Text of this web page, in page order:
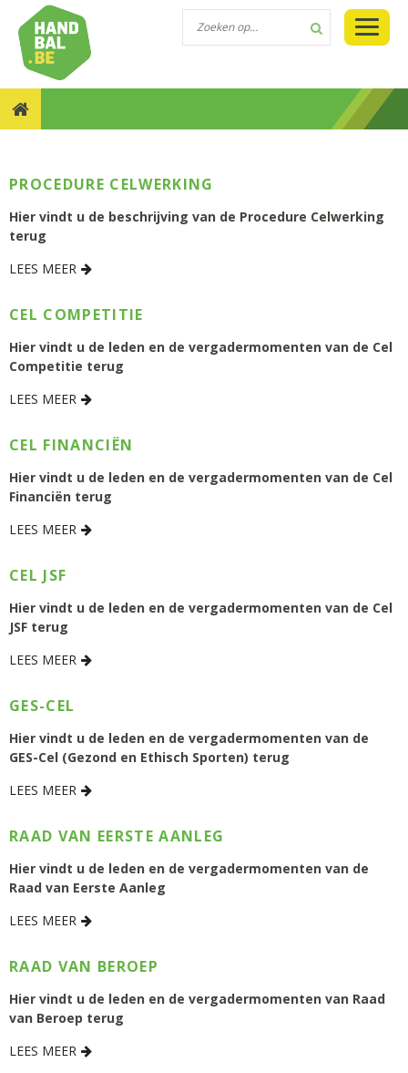
PROCEDURE CELWERKING
Hier vindt u de beschrijving van de Procedure Celwerking
terug
LEES MEER
CEL COMPETITIE
Hier vindt u de leden en de vergadermomenten van de Cel
Competitie terug
LEES MEER
CEL FINANCIËN
Hier vindt u de leden en de vergadermomenten van de Cel
Financiën terug
LEES MEER
CEL JSF
Hier vindt u de leden en de vergadermomenten van de Cel
JSF terug
LEES MEER
GES-CEL
Hier vindt u de leden en de vergadermomenten van de
GES-Cel (Gezond en Ethisch Sporten) terug
LEES MEER
RAAD VAN EERSTE AANLEG
Hier vindt u de leden en de vergadermomenten van de
Raad van Eerste Aanleg
LEES MEER
RAAD VAN BEROEP
Hier vindt u de leden en de vergadermomenten van Raad
van Beroep terug
LEES MEER